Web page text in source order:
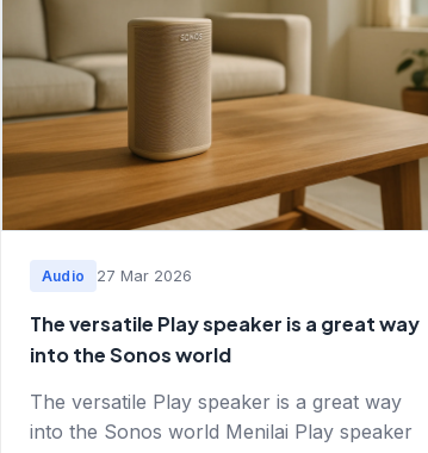
Audio 27 Mar 2026
The versatile Play speaker is a great way
into the Sonos world
The versatile Play speaker is a great way
into the Sonos world Menilai Play speaker